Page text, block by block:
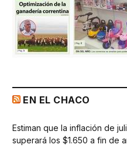
EN EL CHACO
Estiman que la inflación de
superará los $1.650 a fin de